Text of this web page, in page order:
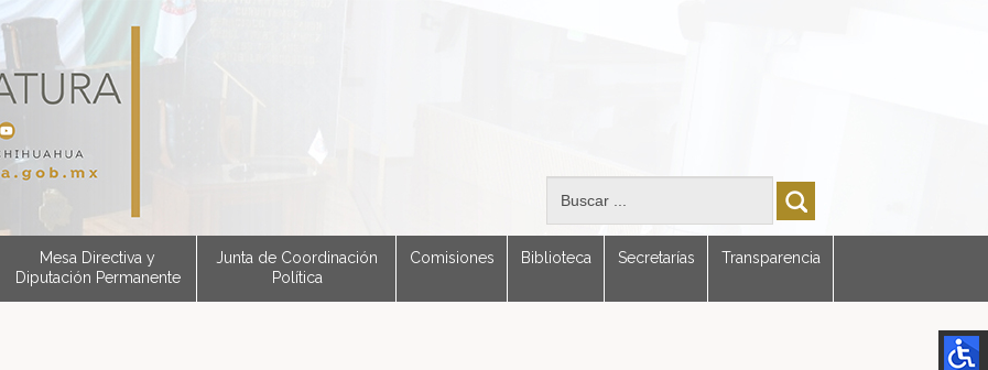
Mesa Directiva y
Diputación Permanente
Junta de Coordinación
Política
Comisiones Biblioteca Secretarías Transparencia